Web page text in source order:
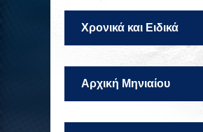
Χρονικά και Ειδικά
Αρχική Μηνιαίου